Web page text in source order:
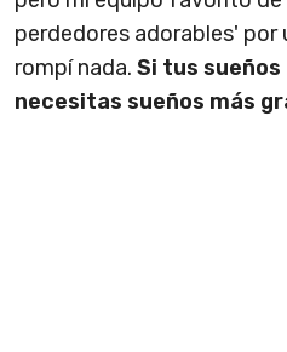
perdedores adorables' por
rompí nada. Si tus
necesitas sueños más